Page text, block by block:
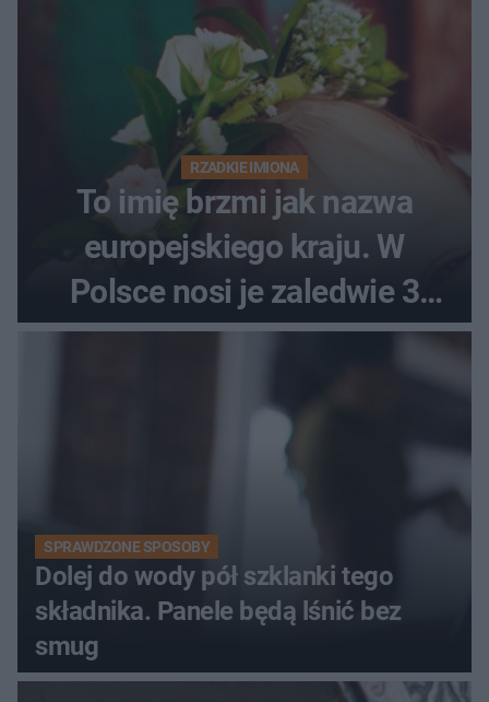
RZADKIE IMIONA
To imię brzmi jak nazwa
europejskiego kraju. W
Polsce nosi je zaledwie 3
kobiety
SPRAWDZONE SPOSOBY
Dolej do wody pół szklanki tego
składnika. Panele będą lśnić bez
smug